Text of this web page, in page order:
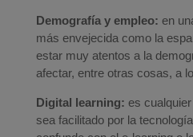
Demografía y empleo: en
más envejecida como la
estar muy atentos a la
afectar, entre otras cosas, a
Digital learning: es
sea facilitado por la